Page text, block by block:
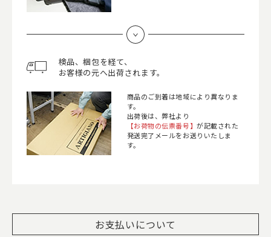
検品、梱包を経て、
お客様の元へ出荷されます。
商品のご到着は地域により異なりま
す。
出荷後は、弊社より
【お荷物の伝票番号】が記載された
発送完了メールをお送りいたしま
す。
お支払いについて